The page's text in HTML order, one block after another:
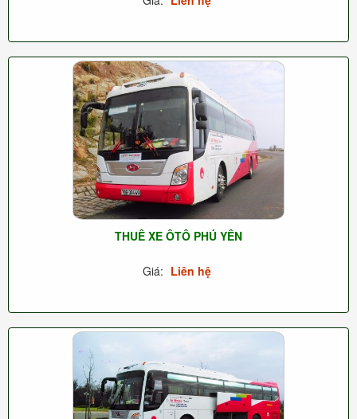
THUÊ XE ÔTÔ PHÚ YÊN
Giá: Liên hệ